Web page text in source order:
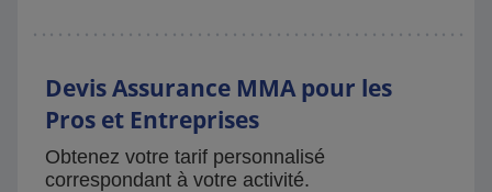
Devis Assurance MMA pour les
Pros et Entreprises
Obtenez votre tarif personnalisé
correspondant à votre activité.